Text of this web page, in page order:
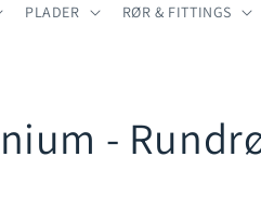
PLADER RØR & FITTINGS
-